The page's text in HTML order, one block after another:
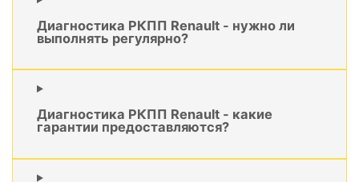
Диагностика РКПП Renault - нужно ли
выполнять регулярно?
Диагностика РКПП Renault - какие
гарантии предоставляются?